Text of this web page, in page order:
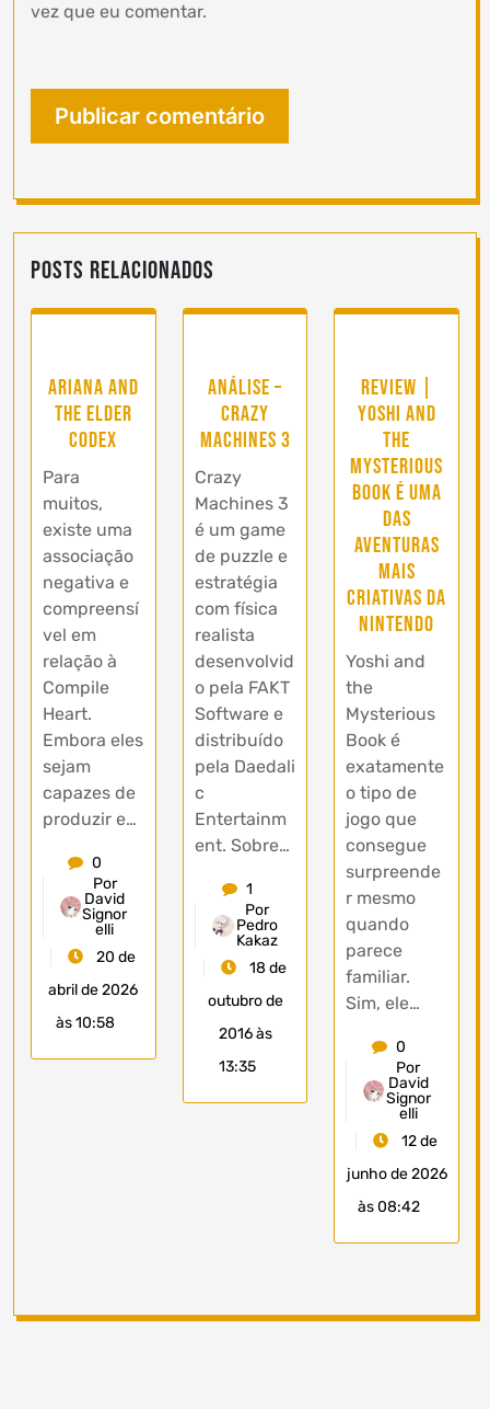
vez que eu comentar.
Posts Relacionados
Ariana and
the Elder
Codex
Para
muitos,
existe uma
associação
negativa e
compreensí
vel em
relação à
Compile
Heart.
Embora eles
sejam
capazes de
produzir e…
0
Por
David
Signor
elli
20 de
abril de 2026
às 10:58
Análise –
Crazy
Machines 3
Crazy
Machines 3
é um game
de puzzle e
estratégia
com física
realista
desenvolvid
o pela FAKT
Software e
distribuído
pela Daedali
c
Entertainm
ent. Sobre…
1
Por
Pedro
Kakaz
18 de
outubro de
2016 às
13:35
Review |
Yoshi and
the
Mysterious
Book é uma
das
aventuras
mais
criativas da
Nintendo
Yoshi and
the
Mysterious
Book é
exatamente
o tipo de
jogo que
consegue
surpreende
r mesmo
quando
parece
familiar.
Sim, ele…
0
Por
David
Signor
elli
12 de
junho de 2026
às 08:42